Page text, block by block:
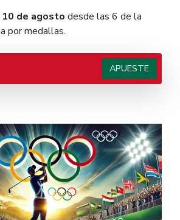
10 de agosto desde las 6 de la
por medallas.
APUESTE